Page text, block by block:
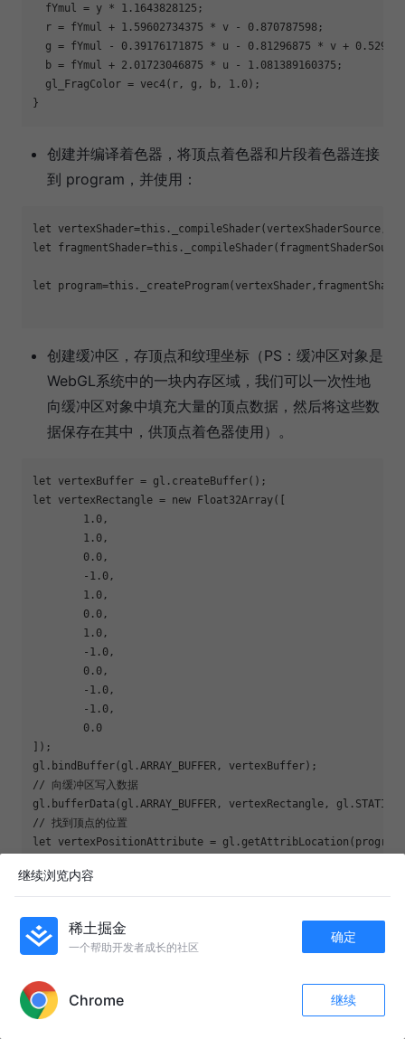
  fYmul = y *
1.1643828125 ;
  r = fYmul +
1.59602734375 * v - 0.870787598 ;
  g = fYmul -
0.39176171875 * u - 0.81296875 * v +
  b = fYmul +
2.01723046875 * u - 1.081389160375 ;
  gl_FragColor = vec4(r, g, b,
1.0);
创建并编译着色器，将顶点着色器和片段着色器连接
到 program，并使用：
let vertexShader=this
let fragmentShader=this
let program=this
创建缓冲区，存顶点和纹理坐标（PS：缓冲区对象是
WebGL系统中的一块内存区域，我们可以一次性地
向缓冲区对象中填充大量的顶点数据，然后将这些数
据保存在其中，供顶点着色器使用）。
let
let vertexRectangle = new Float32Array([
1.0 ,
1.0 ,
0.0 ,
-1.0 ,
1.0 ,
0.0 ,
1.0 ,
-1.0 ,
0.0 ,
-1.0 ,
-1.0 ,
0.0
]);
// 向缓冲区写入数据
// 找到顶点的位置
let vertexPositionAttribute =
gl.vertexAttribPointer(vertexPositionAttribute,
// 连接vertexPosition 变量与分配给它的缓冲区对象
gl.enableVertexAttribArray(vertexPositionAttribute);
// 声明纹理坐标
let textureBuffer = gl.createBuffer();
gl.bindBuffer(gl.ARRAY_BUFFER, textureBuffer);
46
继续浏览内容
稀土掘金
一个帮助开发者成长的社区
确定
Chrome 继续